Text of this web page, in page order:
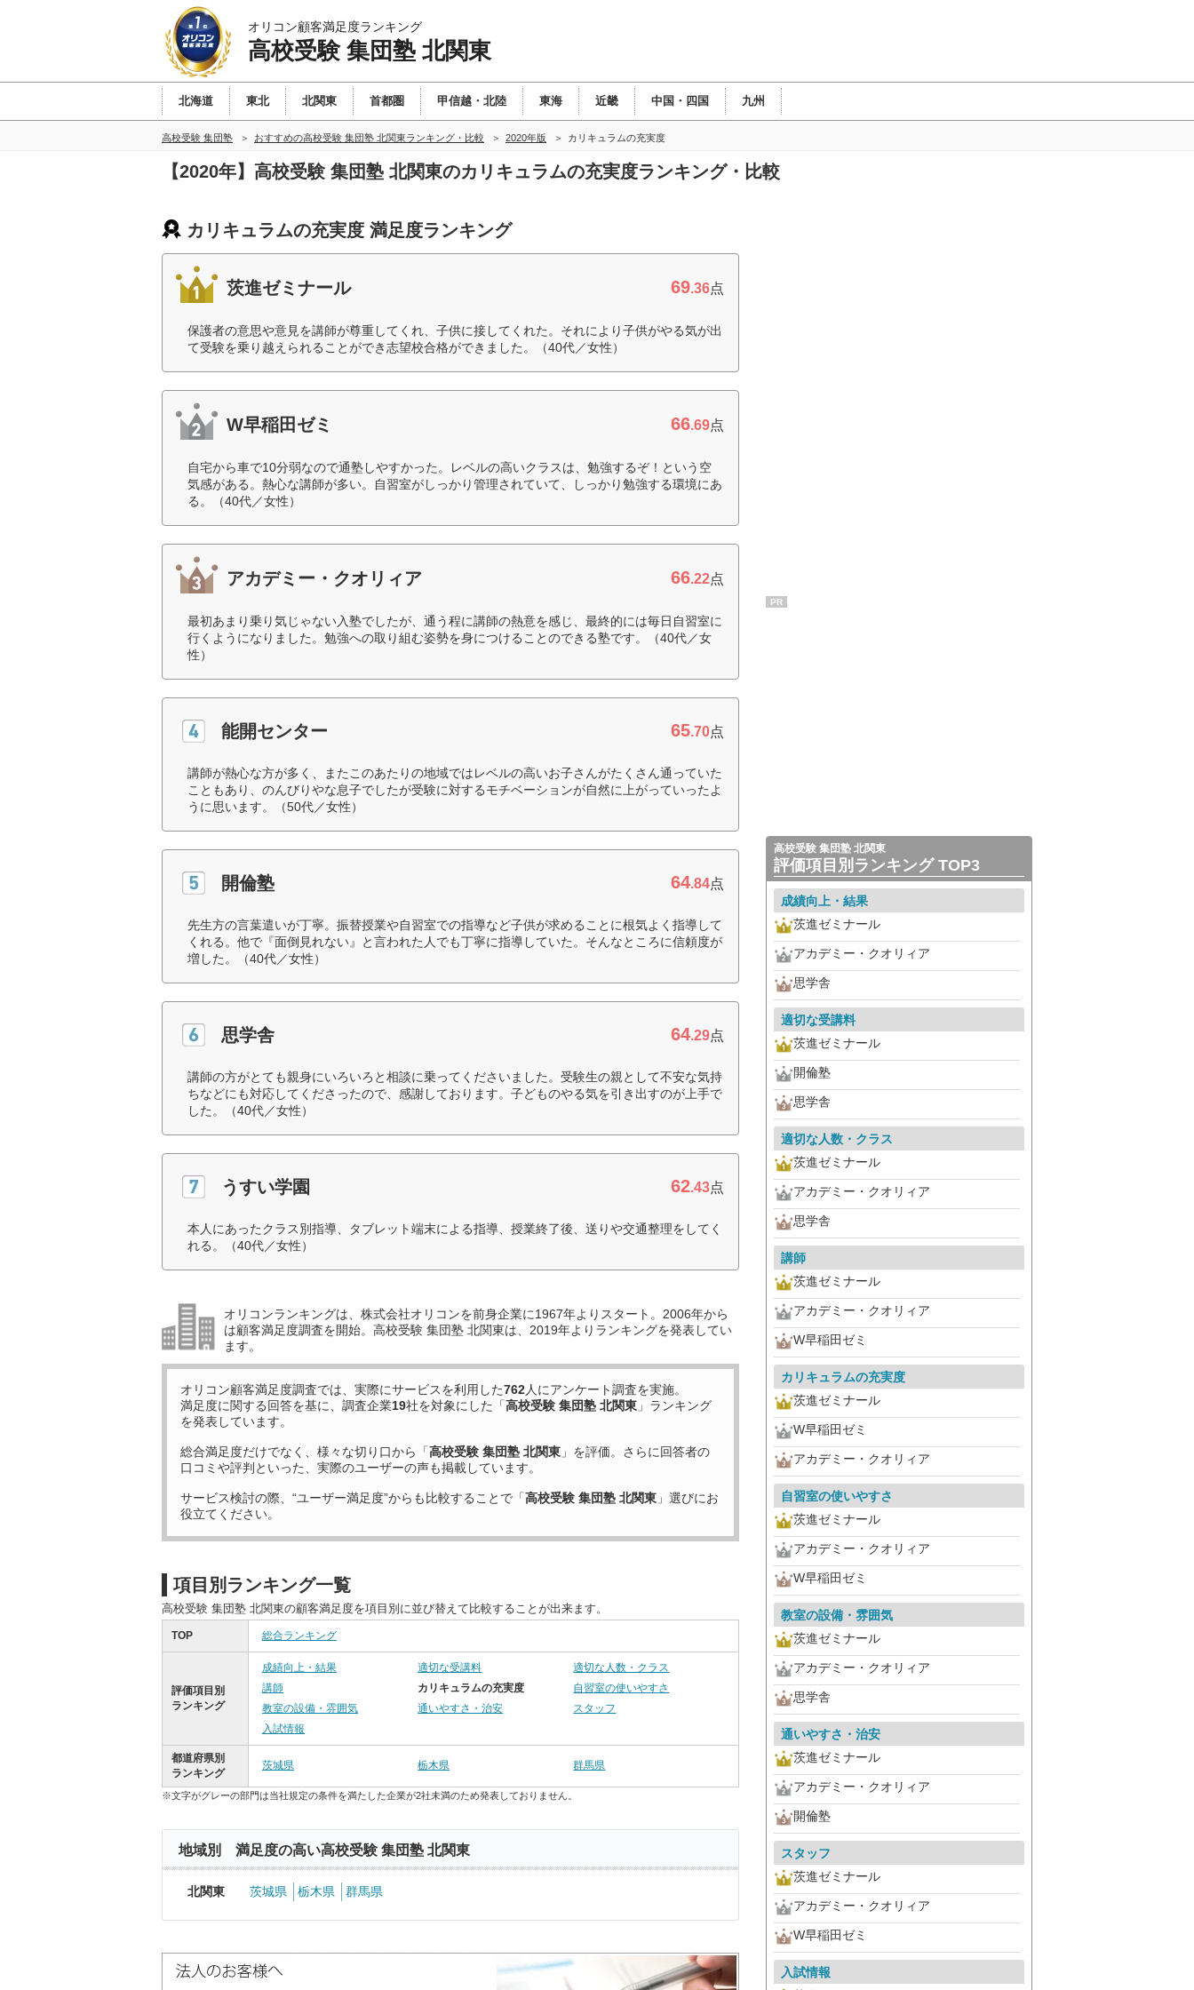
オリコン顧客満足度ランキング
高校受験 集団塾 北関東
北海道 東北 北関東 首都圏 甲信越・北陸 東海 近畿 中国・四国 九州
高校受験 集団塾 おすすめの高校受験 集団塾 北関東ランキング・比較 2020年版 カリキュラムの充実度
【2020年】高校受験 集団塾 北関東のカリキュラムの充実度ランキング・比較
カリキュラムの充実度 満足度ランキング
茨進ゼミナール 69.36点
保護者の意思や意見を講師が尊重してくれ、子供に接してくれた。それにより子供がやる気が出
て受験を乗り越えられることができ志望校合格ができました。（40代／女性）
W早稲田ゼミ 66.69点
自宅から車で10分弱なので通塾しやすかった。レベルの高いクラスは、勉強するぞ！という空
気感がある。熱心な講師が多い。自習室がしっかり管理されていて、しっかり勉強する環境にあ
る。（40代／女性）
アカデミー・クオリィア 66.22点
最初あまり乗り気じゃない入塾でしたが、通う程に講師の熱意を感じ、最終的には毎日自習室に
行くようになりました。勉強への取り組む姿勢を身につけることのできる塾です。（40代／女
性）
能開センター 65.70点
講師が熱心な方が多く、またこのあたりの地域ではレベルの高いお子さんがたくさん通っていた
こともあり、のんびりやな息子でしたが受験に対するモチベーションが自然に上がっていったよ
うに思います。（50代／女性）
開倫塾 64.84点
先生方の言葉遣いが丁寧。振替授業や自習室での指導など子供が求めることに根気よく指導して
くれる。他で『面倒見れない』と言われた人でも丁寧に指導していた。そんなところに信頼度が
増した。（40代／女性）
思学舎 64.29点
講師の方がとても親身にいろいろと相談に乗ってくださいました。受験生の親として不安な気持
ちなどにも対応してくださったので、感謝しております。子どものやる気を引き出すのが上手で
した。（40代／女性）
うすい学園 62.43点
本人にあったクラス別指導、タブレット端末による指導、授業終了後、送りや交通整理をしてく
れる。（40代／女性）
オリコンランキングは、株式会社オリコンを前身企業に1967年よりスタート。2006年から
は顧客満足度調査を開始。高校受験 集団塾 北関東は、2019年よりランキングを発表してい
ます。
オリコン顧客満足度調査では、実際にサービスを利用した762人にアンケート調査を実施。
満足度に関する回答を基に、調査企業19社を対象にした「高校受験 集団塾 北関東 」ランキング
を発表しています。
総合満足度だけでなく、様々な切り口から「高校受験 集団塾 北関東 」を評価。さらに回答者の
口コミや評判といった、実際のユーザーの声も掲載しています。
サービス検討の際、“ユーザー満足度”からも比較することで「高校受験 集団塾 北関東 」選びにお
役立てください。
項目別ランキング一覧
高校受験 集団塾 北関東の顧客満足度を項目別に並び替えて比較することが出来ます。
TOP 総合ランキング
評価項目別
ランキング
成績向上・結果 適切な受講料
適切な人数・クラス
講師
カリキュラムの充実度
自習室の使いやすさ
教室の設備・雰囲気
通いやすさ・治安
スタッフ
入試情報
都道府県別
ランキング
茨城県 栃木県 群馬県
※文字がグレーの部門は当社規定の条件を満たした企業が2社未満のため発表しておりません。
地域別 満足度の高い高校受験 集団塾 北関東
北関東 茨城県 栃木県 群馬県
PR
高校受験 集団塾 北関東
評価項目別ランキング TOP3
成績向上・結果
茨進ゼミナール
アカデミー・クオリィア
思学舎
適切な受講料
茨進ゼミナール
開倫塾
思学舎
適切な人数・クラス
茨進ゼミナール
アカデミー・クオリィア
思学舎
講師
茨進ゼミナール
アカデミー・クオリィア
W早稲田ゼミ
カリキュラムの充実度
茨進ゼミナール
W早稲田ゼミ
アカデミー・クオリィア
自習室の使いやすさ
茨進ゼミナール
アカデミー・クオリィア
W早稲田ゼミ
教室の設備・雰囲気
茨進ゼミナール
アカデミー・クオリィア
思学舎
通いやすさ・治安
茨進ゼミナール
アカデミー・クオリィア
開倫塾
スタッフ
茨進ゼミナール
アカデミー・クオリィア
W早稲田ゼミ
入試情報